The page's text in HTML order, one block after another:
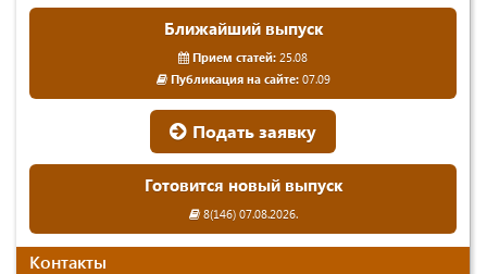
Ближайший выпуск
Прием статей: 25.08
Публикация на сайте:07.09
Подать заявку
Готовится новый выпуск
8(146) 07.08.2026.
Контакты